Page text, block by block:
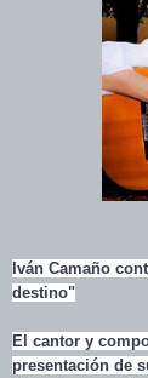
Iván Camaño
destino"
El cantor y
presentación de